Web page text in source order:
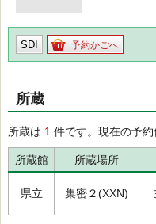
SDI 予約かごへ
所蔵
所蔵は 1 件です。現在の予約
所蔵館 所蔵場所
県立 集密２(XXN)